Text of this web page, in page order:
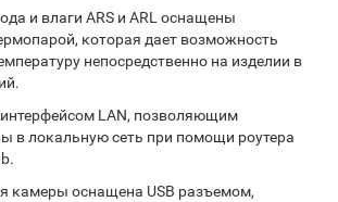
и влаги ARS и ARL оснащены
которая дает возможность
непосредственно на изделии в
LAN, позволяющим
в локальную сеть при помощи роутера
камеры оснащена USB разъемом,